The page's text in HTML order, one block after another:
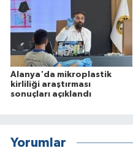
Alanya'da mikroplastik
kirliliği araştırması
sonuçları açıklandı
Yorumlar